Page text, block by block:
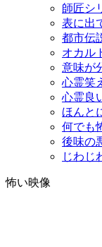
師匠シ
表に出
都市伝
オカル
意味が
心霊笑
心霊良
ほんと
何でも
後味の
じわじ
怖い映像